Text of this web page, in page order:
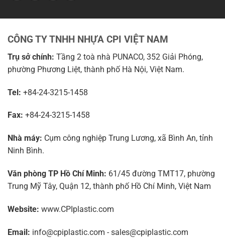
CÔNG TY TNHH NHỰA CPI VIỆT NAM
Trụ sở chính: Tầng 2 toà nhà PUNACO, 352 Giải Phóng,
phường Phương Liệt, thành phố Hà Nội, Việt Nam.
Tel: +84-24-3215-1458
Fax: +84-24-3215-1458
Nhà máy: Cụm công nghiệp Trung Lương, xã Bình An, tỉnh
Ninh Bình.
Văn phòng TP Hồ Chí Minh: 61/45 đường TMT17, phường
Trung Mỹ Tây, Quận 12, thành phố Hồ Chí Minh, Việt Nam
Website: www.CPIplastic.com
Email: info@cpiplastic.com - sales@cpiplastic.com